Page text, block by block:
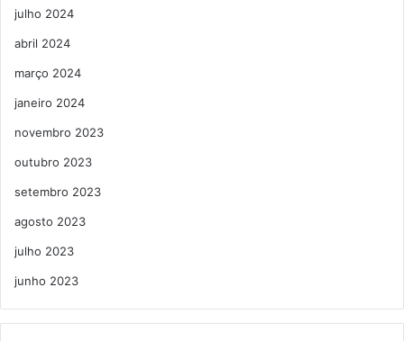
julho 2024
abril 2024
março 2024
janeiro 2024
novembro 2023
outubro 2023
setembro 2023
agosto 2023
julho 2023
junho 2023